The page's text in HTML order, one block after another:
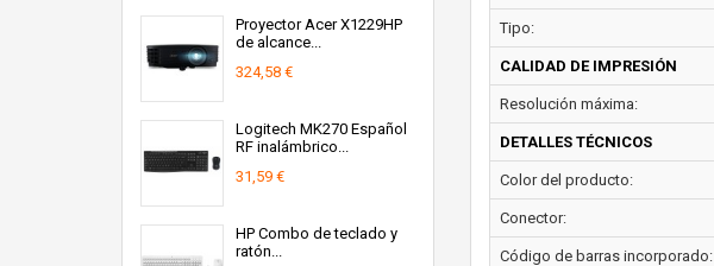
Proyector Acer X1229HP
de alcance...
324,58 €
Logitech MK270 Español
RF inalámbrico...
31,59 €
HP Combo de teclado y
ratón...
Tipo:
CALIDAD DE IMPRESIÓN
Resolución máxima:
DETALLES TÉCNICOS
Color del producto:
Conector:
Código de barras incorporado: